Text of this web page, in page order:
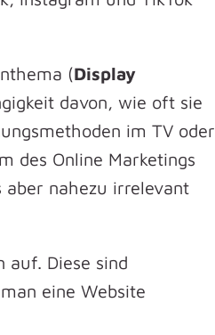
(Display
davon, wie oft sie
im TV oder
des Online Marketings
aber nahezu irrelevant
Diese sind
eine Website